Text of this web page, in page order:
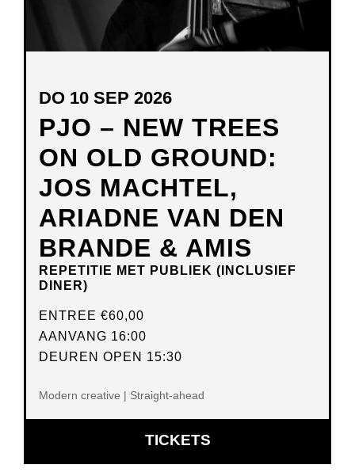
PJO – NEW TREES
ON OLD GROUND:
JOS MACHTEL,
ARIADNE VAN DEN
BRANDE & AMIS
REPETITIE MET PUBLIEK (INCLUSIEF
DINER)
DO 10 SEP 2026
ENTREE €60,00
AANVANG 16:00
DEUREN OPEN 15:30
Modern creative | Straight-ahead
TICKETSOPENT
IN